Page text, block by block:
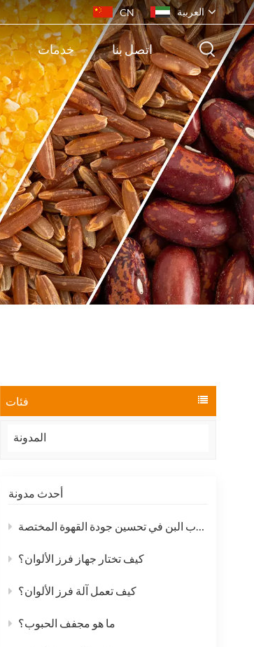
CN العربية
English
français
русский
español
português
ไทย
Indonesia
Tiếng việt
خدمات اتصل بنا
فئات
المدونة
أحدث مدونة
كيف تساهم أجهزة فرز لون حبوب البن في تحسين جودة القهوة المختصة
كيف تختار جهاز فرز الألوان؟
كيف تعمل آلة فرز الألوان؟
ما هو مجفف الحبوب؟